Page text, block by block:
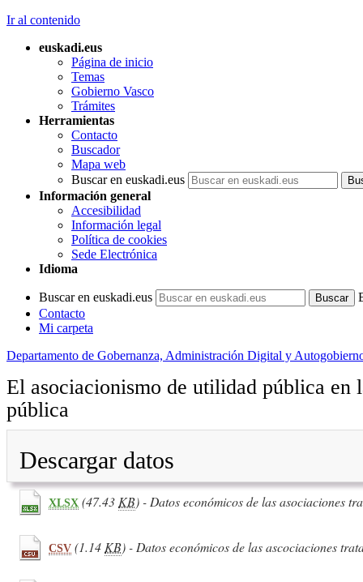
Ir al contenido
euskadi.eus
Página de inicio
Temas
Gobierno Vasco
Trámites
Herramientas
Contacto
Buscador
Mapa web
Buscar en euskadi.eus
Información general
Accesibilidad
Información legal
Política de cookies
Sede Electrónica
Idioma
Buscar en euskadi.eus
Contacto
Mi carpeta
Departamento de Gobernanza, Administración Digital y
El asociacionismo de utilidad pública en
pública
Descargar datos
XLSX (47.43KB) - Datos económicos de las asociaciones
CSV (1.14 KB) - Datos económicos de las ascociaciones